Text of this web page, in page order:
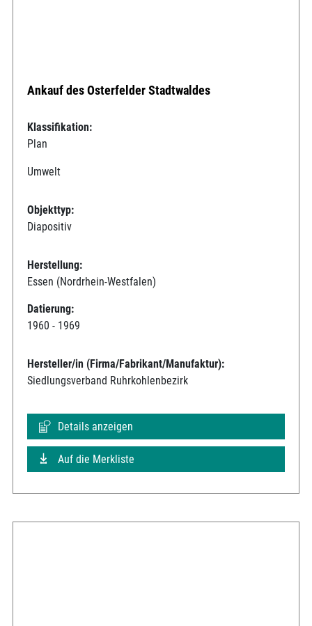
Ankauf des Osterfelder Stadtwaldes
Klassifikation:
Plan
Umwelt
Objekttyp:
Diapositiv
Herstellung:
Essen (Nordrhein-Westfalen)
Datierung:
1960 - 1969
Hersteller/in (Firma/Fabrikant/Manufaktur):
Siedlungsverband Ruhrkohlenbezirk
Details anzeigen
Auf die Merkliste